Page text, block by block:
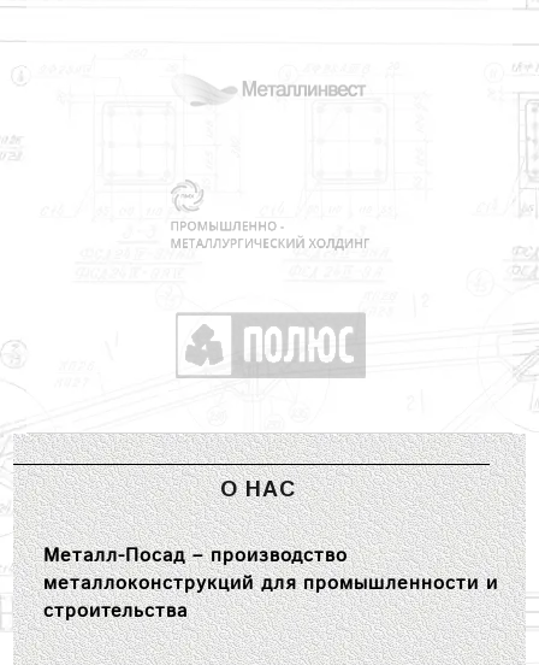
О НАС
Металл-Посад – производство
металлоконструкций для промышленности и
строительства